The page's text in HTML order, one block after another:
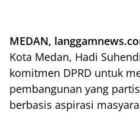
MEDAN,
Kota Medan, Hadi
komitmen DPRD untuk
pembangunan yang
berbasis aspirasi